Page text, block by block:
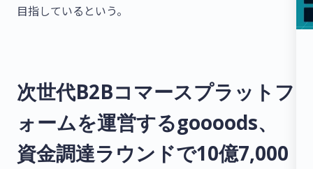
目指しているという。
次世代B2Bコマースプラットフ
ォームを運営するgoooods、
資金調達ラウンドで10億7,000